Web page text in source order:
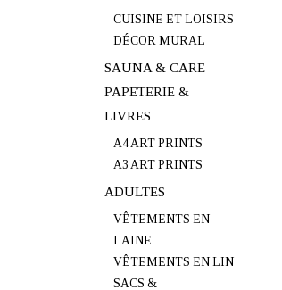
CUISINE ET LOISIRS
DÉCOR MURAL
SAUNA & CARE
PAPETERIE &
LIVRES
A4 ART PRINTS
A3 ART PRINTS
ADULTES
VÊTEMENTS EN
LAINE
VÊTEMENTS EN LIN
SACS &